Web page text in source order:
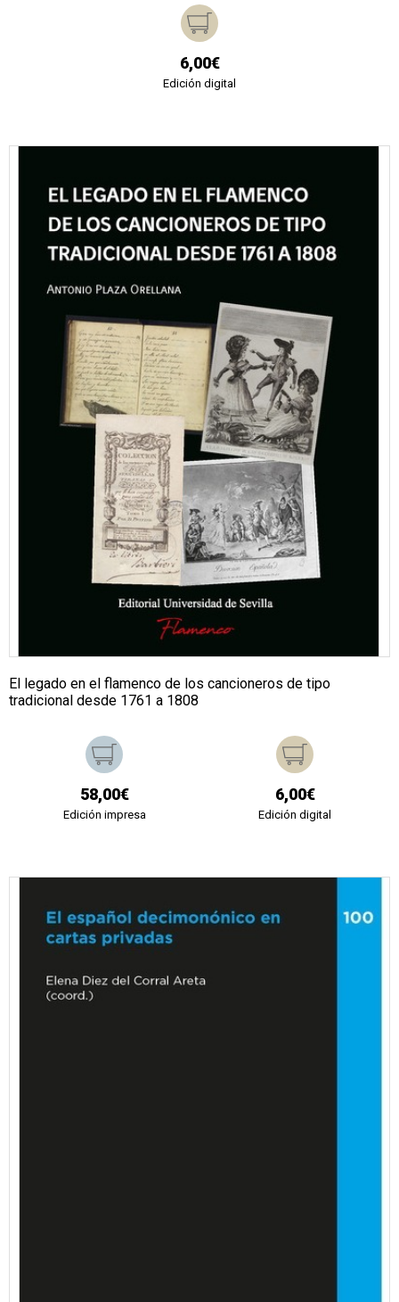
6,00€
Edición digital
El legado en el flamenco de los cancioneros de tipo
tradicional desde 1761 a 1808
58,00€
Edición impresa
6,00€
Edición digital